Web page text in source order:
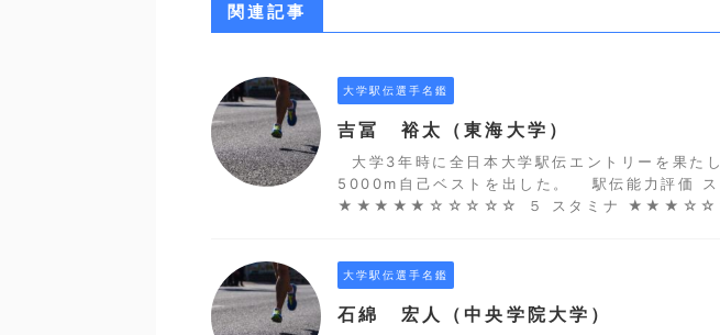
関連記事
大学駅伝選手名鑑
吉冨 裕太（東海大学）
大学3年時に全日本大学駅伝エントリーを果た
5000m自己ベストを出した。 駅伝能力評価 ス
★★★★★☆☆☆☆☆ ５ スタミナ
大学駅伝選手名鑑
石綿 宏人（中央学院大学）